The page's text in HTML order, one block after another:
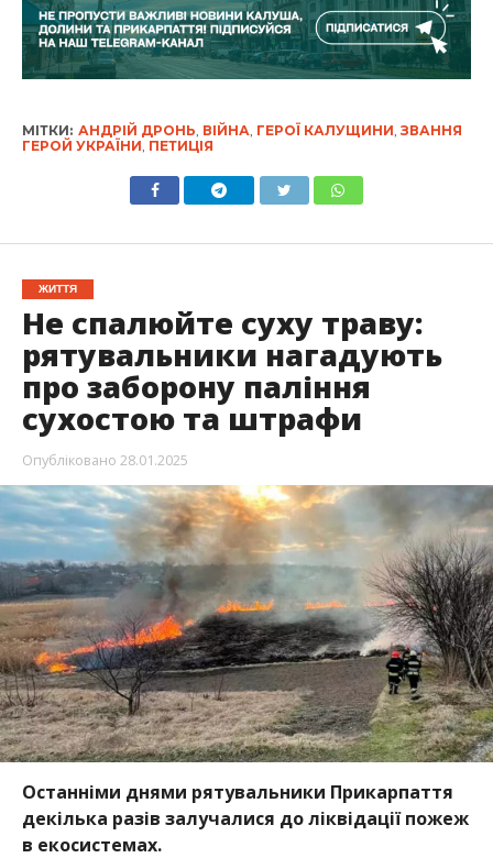
МІТКИ: АНДРІЙ ДРОНЬ ВІЙНА ГЕРОЇ КАЛУЩИНИ ЗВАННЯ
ГЕРОЙ УКРАЇНИ ПЕТИЦІЯ
ЖИТТЯ
Не спалюйте суху траву:
рятувальники нагадують
про заборону паління
сухостою та штрафи
Опубліковано 28.01.2025
Останніми днями рятувальники Прикарпаття
декілька разів залучалися до ліквідації пожеж
в екосистемах.